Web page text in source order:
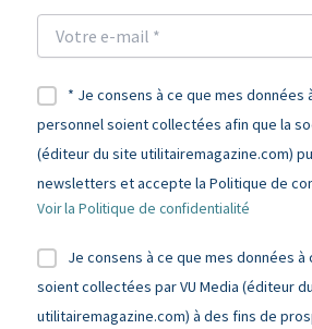
* Je consens à ce que mes données
personnel soient collectées afin que la
(éditeur du site utilitairemagazine.com)
newsletters et accepte la Politique de
Voir la Politique de confidentialité
Je consens à ce que mes données
soient collectées par VU Media (éditeur
utilitairemagazine.com) à des fins de